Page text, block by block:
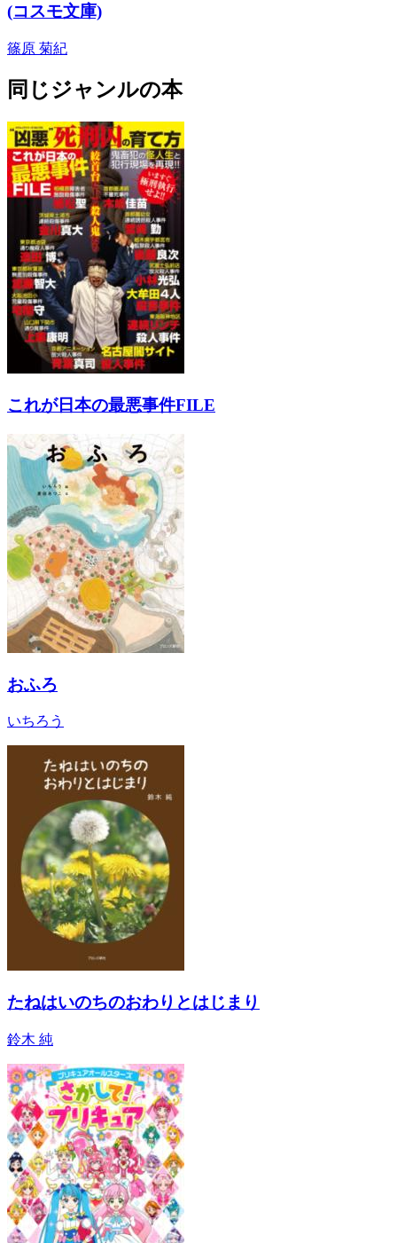
(コスモ文庫)
篠原 菊紀
同じジャンルの本
これが日本の最悪事件FILE
おふろ
いちろう
たねはいのちのおわりとはじまり
鈴木 純